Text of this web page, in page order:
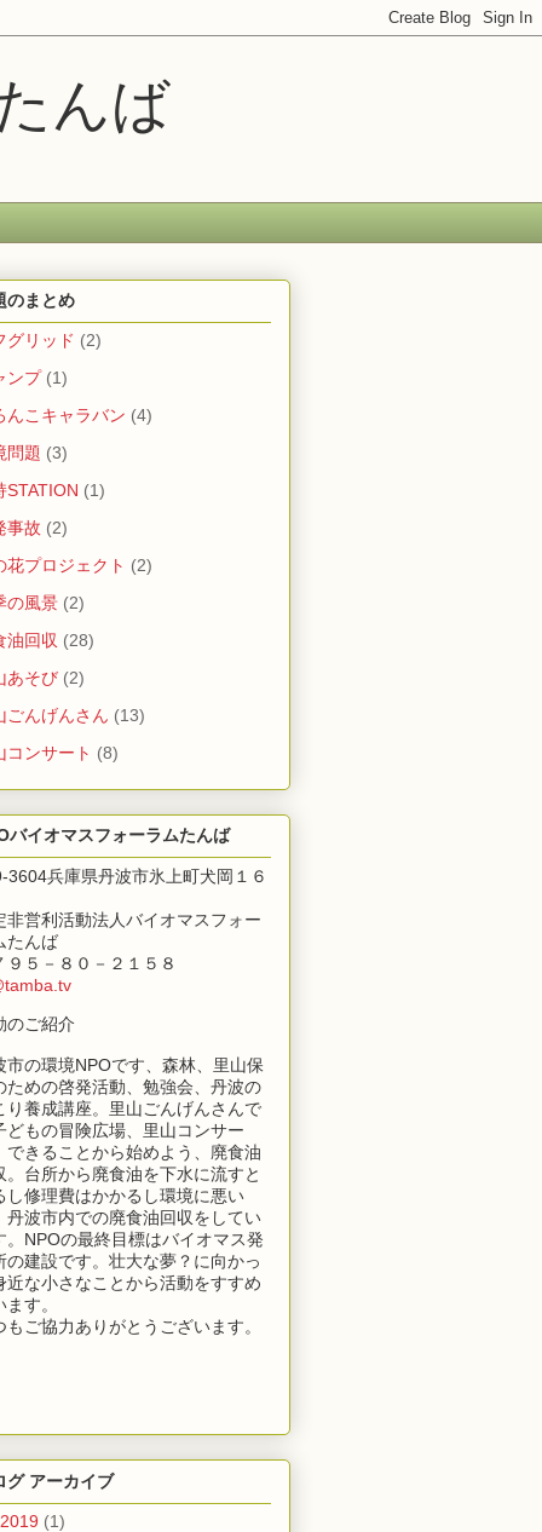
んば
のまとめ
グリッド (2)
ンプ (1)
んこキャラバン (4)
問題 (3)
STATION (1)
事故 (2)
花プロジェクト (2)
の風景 (2)
油回収 (28)
あそび (2)
ごんげんさん (13)
コンサート (8)
バイオマスフォーラムたんば
3604兵庫県丹波市氷上町犬岡１６
非営利活動法人バイオマスフォー
たんば
９５－８０－２１５８
のご紹介
市の環境NPOです、森林、里山保
ための啓発活動、勉強会、丹波の
り養成講座。里山ごんげんさんで
どもの冒険広場、里山コンサー
できることから始めよう、廃食油
。台所から廃食油を下水に流すと
し修理費はかかるし環境に悪い
丹波市内での廃食油回収をしてい
。NPOの最終目標はバイオマス発
の建設です。壮大な夢？に向かっ
近な小さなことから活動をすすめ
す。
もご協力ありがとうございます。
グ アーカイブ
2019 (1)